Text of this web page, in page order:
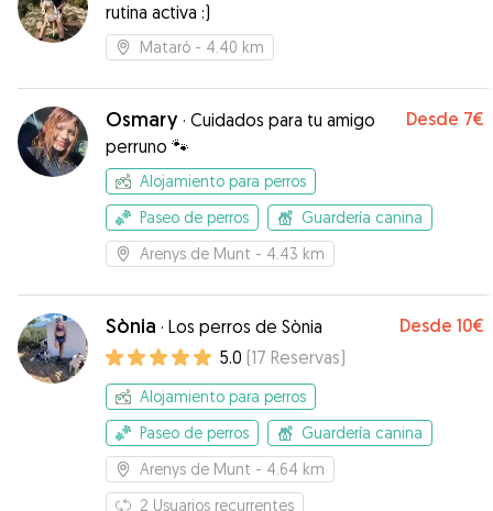
rutina activa :)
Mataró - 4.40 km
Osmary · Cuidados para tu amigo
perruno 🐾
Desde 7€
Alojamiento para perros
Paseo de perros
Guardería canina
Arenys de Munt - 4.43 km
Sònia · Los perros de Sònia Desde 10€
5.0 (17 Reservas)
Alojamiento para perros
Paseo de perros
Guardería canina
Arenys de Munt - 4.64 km
2 Usuarios recurrentes